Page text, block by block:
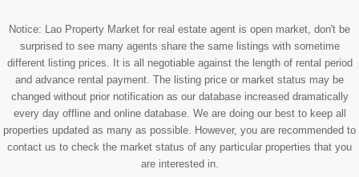
Notice: Lao Property Market for real estate agent is open market, don't be
surprised to see many agents share the same listings with sometime
different listing prices. It is all negotiable against the length of rental period
and advance rental payment. The listing price or market status may be
changed without prior notification as our database increased dramatically
every day offline and online database. We are doing our best to keep all
properties updated as many as possible. However, you are recommended to
contact us to check the market status of any particular properties that you
are interested in.